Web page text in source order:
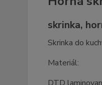
skrinka,
Skrinka do
Materiál: